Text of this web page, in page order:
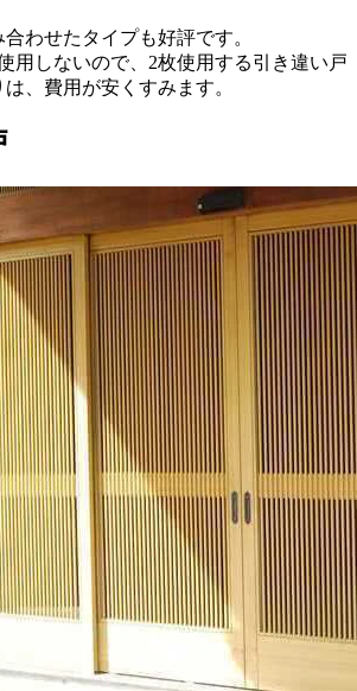
わせたタイプも好評です。
用しないので、2枚使用する引き違い戸
、費用が安くすみます。